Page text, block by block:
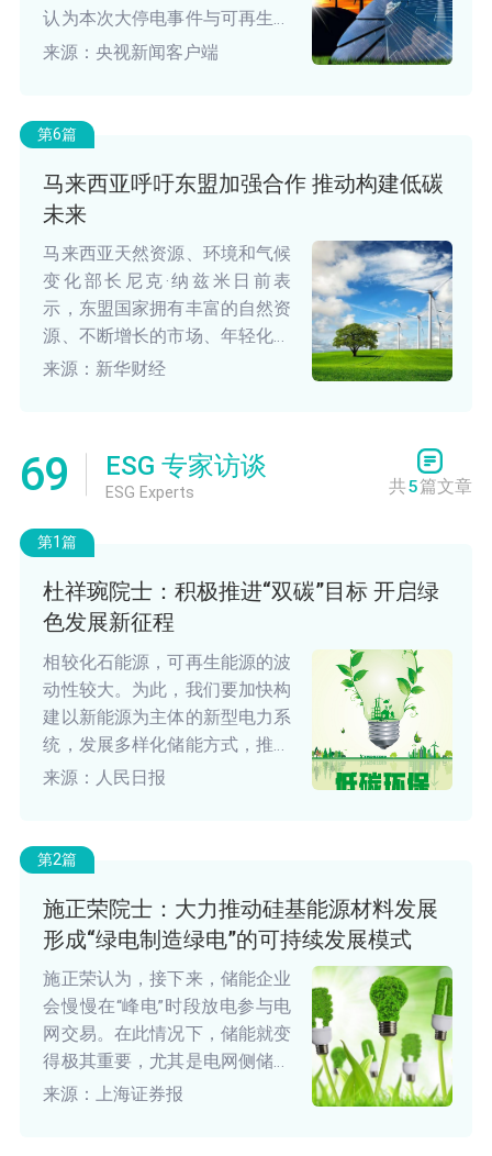
认为本次大停电事件与可再生能
源没有关联。他表示，西班牙政
来源：央视新闻客户端
第6篇
马来西亚呼吁东盟加强合作 推动构建低碳
未来
马来西亚天然资源、环境和气候
变化部长尼克·纳兹米日前表
示，东盟国家拥有丰富的自然资
源、不断增长的市场、年轻化的
人口结构与共同的发展命运，东
来源：新华财经
69 ESG 专家访谈
ESG Experts 共5篇文章
第1篇
杜祥琬院士：积极推进“双碳”目标 开启绿
色发展新征程
相较化石能源，可再生能源的波
动性较大。为此，我们要加快构
建以新能源为主体的新型电力系
统，发展多样化储能方式，推动
源网荷储协调和虚拟电厂等机
生能源的波动性变成灵活性，使
来源：人民日报
第2篇
施正荣院士：大力推动硅基能源材料发展
形成“绿电制造绿电”的可持续发展模式
施正荣认为，接下来，储能企业
会慢慢在“峰电”时段放电参与电
网交易。在此情况下，储能就变
得极其重要，尤其是电网侧储能
亟须长时储能（大于4h的储能技
来源：上海证券报